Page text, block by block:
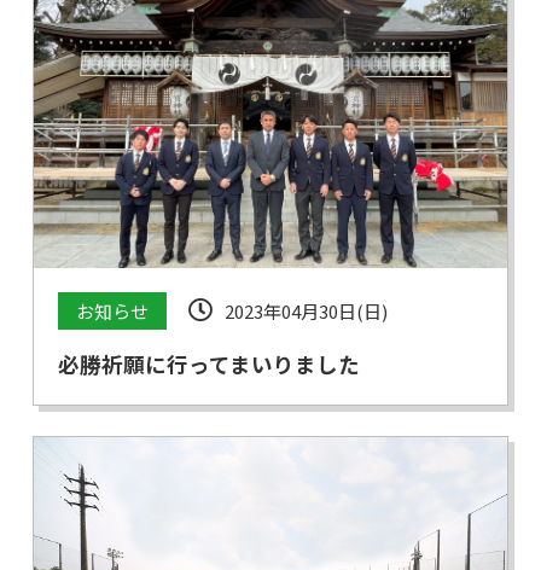
お知らせ 2023年04月30日(日)
必勝祈願に行ってまいりました